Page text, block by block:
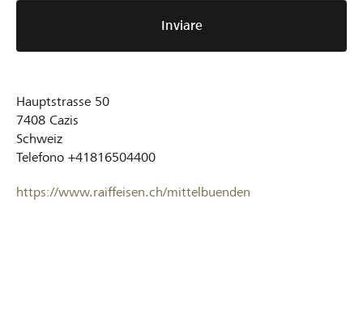
Inviare
Hauptstrasse 50
7408 Cazis
Schweiz
Telefono +41816504400
https://www.raiffeisen.ch/mittelbuenden